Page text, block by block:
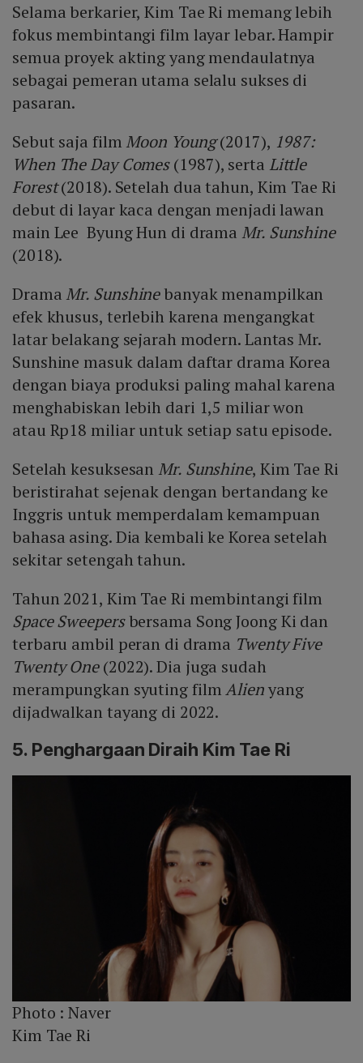
Selama berkarier, Kim Tae Ri memang lebih
fokus membintangi film layar lebar. Hampir
semua proyek akting yang mendaulatnya
sebagai pemeran utama selalu sukses di
pasaran.
Sebut saja film Moon Young(2017), 1987:
When The Day Comes(1987), serta Little
Forest(2018). Setelah dua tahun, Kim Tae Ri
debut di layar kaca dengan menjadi lawan
main Lee Byung Hun di drama Mr. Sunshine
(2018).
Drama Mr. Sunshinebanyak menampilkan
efek khusus, terlebih karena mengangkat
latar belakang sejarah modern. Lantas Mr.
Sunshine masuk dalam daftar drama Korea
dengan biaya produksi paling mahal karena
menghabiskan lebih dari 1,5 miliar won
atau Rp18 miliar untuk setiap satu episode.
Setelah kesuksesan Mr. Sunshine, Kim Tae Ri
beristirahat sejenak dengan bertandang ke
Inggris untuk memperdalam kemampuan
bahasa asing. Dia kembali ke Korea setelah
sekitar setengah tahun.
Tahun 2021, Kim Tae Ri membintangi film
Space Sweepersbersama Song Joong Ki dan
terbaru ambil peran di drama Twenty Five
Twenty One(2022). Dia juga sudah
merampungkan syuting filmAlienyang
dijadwalkan tayang di 2022.
5. Penghargaan Diraih Kim Tae Ri
Photo :Naver
Kim Tae Ri